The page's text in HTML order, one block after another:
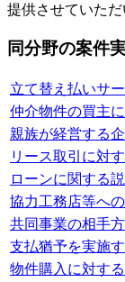
提供させていただ
同分野の案件
立て替え払いサ
仲介物件の買主
親族が経営する
リース取引に対
ローンに関する
協力工務店等へ
共同事業の相手
支払猶予を実施
物件購入に対す